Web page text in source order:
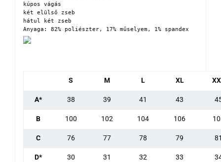
kúpos vágás
két elülső zseb
hátul két zseb
Anyaga: 82% poliészter, 17% műselyem, 1% spandex
S M L XL
A* 38 39 41 43
B 100 102 104 106
C 76 77 78 79
D* 30 31 32 33